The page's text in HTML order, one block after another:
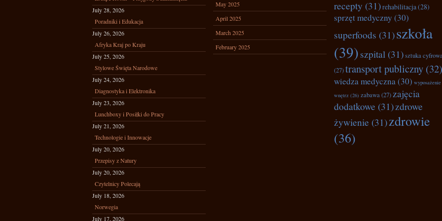
July 28, 2026
Poradniki i Edukacja
July 26, 2026
Afryka Kraj po Kraju
July 25, 2026
Stylowe Święta Narodowe
July 24, 2026
Diagnostyka i Elektronika
July 23, 2026
Lunchboxy i Posiłki do Pracy
July 21, 2026
Technologie i Innowacje
July 20, 2026
Przepisy z Natury
July 20, 2026
Czytelnicy Polecają
July 18, 2026
Norwegia
July 17, 2026
May 2025
April 2025
March 2025
February 2025
recepty (31)rehabilitacja(28)
sprzęt medyczny (30)
superfoods (31)szkoła
(39)szpital (31)sztuka
(27)transport publiczny (32)
wiedza medyczna(30) wyposażenie
wnętrz (26) zabawa(27) zajęcia
dodatkowe (31)zdrowe
żywienie (31)zdrowie
(36)